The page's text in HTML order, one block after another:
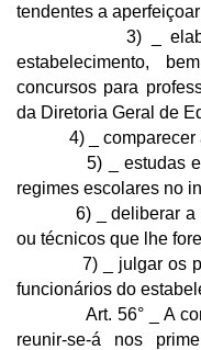
tendentes a
3) _ elaborar o
estabelecimento,
concursos para
da Diretoria Geral de
4) _ comparecer
5) _ estudas e
regimes escolares no
6) _ deliberar a
ou técnicos que lhe
7) _ julgar os
funcionários do
Art. 56° _ A
reunir-se-á nos